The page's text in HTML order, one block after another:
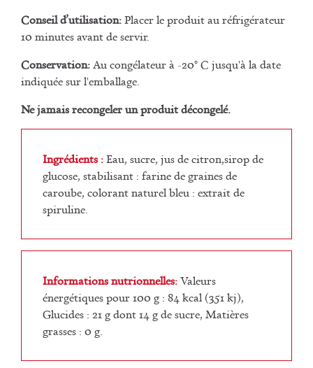
Conseil d’utilisation:Placer le produit au réfrigérateur
10 minutes avant de servir.
Conservation:Au congélateur à -20° C jusqu'à la date
indiquée sur l'emballage.
Ne jamais recongeler un produit décongelé.
Ingrédients :Eau, sucre, jus de citron,sirop de
glucose, stabilisant : farine de graines de
caroube, colorant naturel bleu : extrait de
spiruline.
Informations nutrionnelles:Valeurs
énergétiques pour 100 g : 84 kcal (351 kj),
Glucides : 21 g dont 14 g de sucre, Matières
grasses : 0 g.